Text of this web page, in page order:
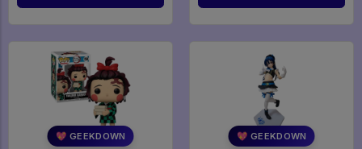
💖 GEEKDOWN 💖 GEEKDOWN